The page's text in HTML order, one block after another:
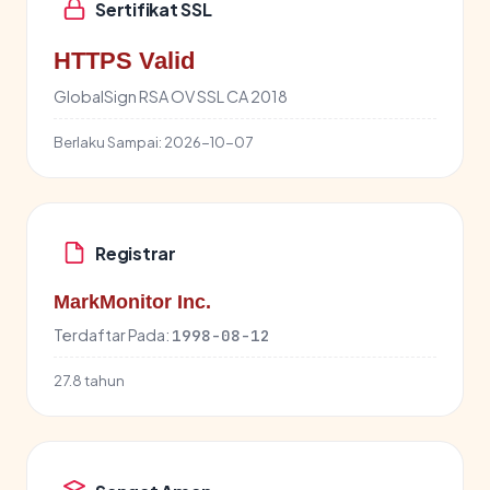
Sertifikat SSL
HTTPS Valid
GlobalSign RSA OV SSL CA 2018
Berlaku Sampai: 2026-10-07
Registrar
MarkMonitor Inc.
Terdaftar Pada: 1998-08-12
27.8 tahun